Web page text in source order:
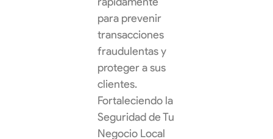
para prevenir
transacciones
fraudulentas y
proteger a sus
clientes.
Fortaleciendo la
Seguridad de Tu
Negocio Local